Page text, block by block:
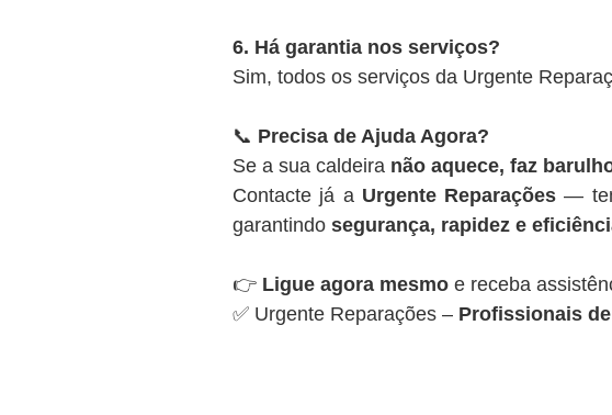
6. Há garantia nos serviços?
Sim, todos os serviços da Urgente
📞 Precisa de Ajuda Agora?
Se a sua caldeira não aquece, faz
Contacte já a Urgente Reparações —
garantindo segurança, rapidez e
👉 Ligue agora mesmo e receba
✅ Urgente Reparações – Profissionais